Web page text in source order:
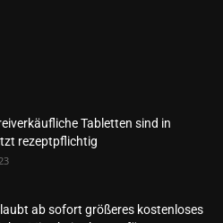
Tabletten sind in
rezeptpflichtig
ab sofort größeres kostenloses